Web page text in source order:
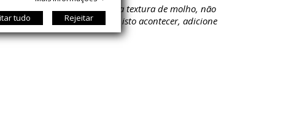
e cozinhe até obter uma textura de molho, não
são muito gordos. Se isto acontecer, adicione
tudo Rejeitar